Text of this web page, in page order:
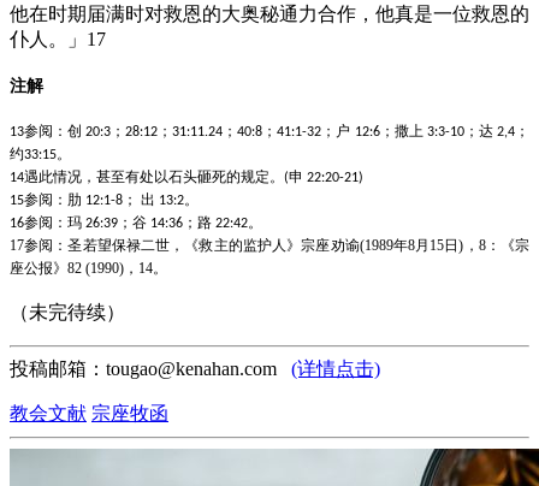
他在时期届满时对救恩的大奥秘通力合作，他真是一位救恩的
仆人。」 17
注解
13参阅：创 20:3 ；28:12 ；31:11.24 ；40:8 ；41:1-32 ；户 12:6；撒上3:3-10；达2,4 ；
约33:15。
14遇此情况，甚至有处以石头砸死的规定。 (申 22:20-21)
15参阅：肋 12:1-8 ； 出 13:2。
16参阅：玛 26:39 ；谷 14:36 ；路 22:42。
17参阅：圣若望保禄二世，《救主的监护人》宗座劝谕(1989年8月 15日) ， 8：《宗
座公报》 82 (1990) ， 14。
（未完待续）
投稿邮箱：tougao@kenahan.com (详情点击)
教会文献 宗座牧函